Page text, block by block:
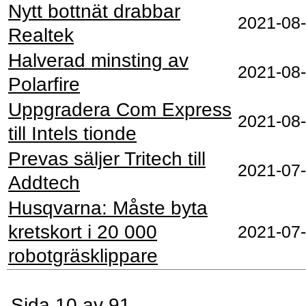
Nytt bottnät drabbar
Realtek
Halverad minsting av
Polarfire
Uppgradera Com Express
till Intels tionde
Prevas säljer Tritech till
Addtech
Husqvarna: Måste byta
kretskort i 20 000
robotgräsklippare